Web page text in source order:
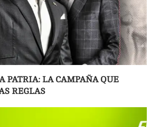
PATRIA: LA CAMPAÑA QUE
REGLAS